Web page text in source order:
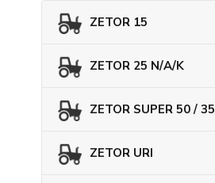
ZETOR 15
ZETOR 25 N/A/K
ZETOR SUPER 50 / 35
ZETOR URI